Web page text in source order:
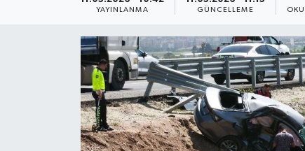
YAYINLANMA GÜNCELLEME
Bi̇li̇m & Teknoloji̇